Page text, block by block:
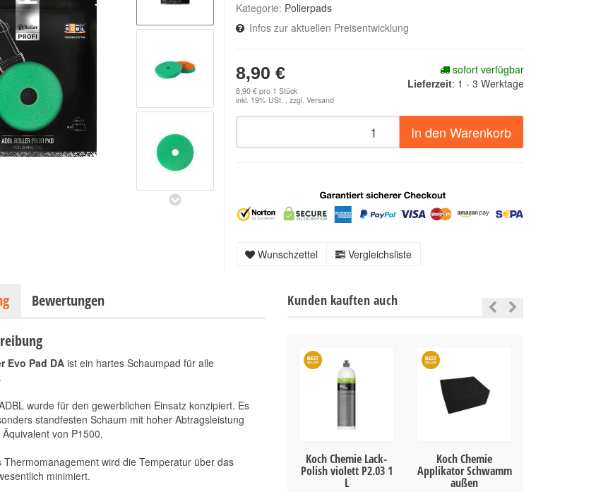
Kategorie: Polierpads
Infos zur aktuellen Preisentwicklung
8,90 €
8,90 € pro 1 Stück
inkl. 19% USt. , zzgl.Versand
sofort verfügbar
Lieferzeit: 1 - 3 Werktage
In den Warenkorb
Wunschzettel Vergleichsliste
Bewertungen
Evo Pad DAist ein hartes Schaumpad für alle
wurde für den gewerblichen Einsatz konzipiert. Es
standfesten Schaum mit hoher Abtragsleistung
von P1500.
Thermomanagement wird die Temperatur über das
minimiert.
Kunden kauften auch
Koch Chemie
Reinigungsknete blau
Koch Chemie
Schmutzradierer
Koch Chemie Lack-
Polish violett P2.03 1
L
Koch Chemie
Applikator Schwamm
außen